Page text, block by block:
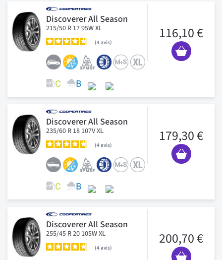
Discoverer All Season
215/50 R 17 95W XL
4avis
116,10 €
Discoverer All Season
235/60 R 18 107V XL
4avis
179,30 €
Discoverer All Season
255/45 R 20 105W XL
4avis
200,70 €